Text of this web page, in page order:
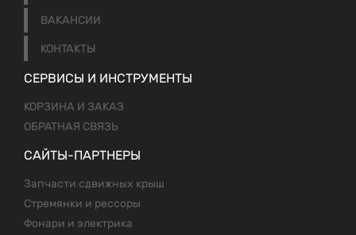
ВАКАНСИИ
КОНТАКТЫ
СЕРВИСЫ И ИНСТРУМЕНТЫ
КОРЗИНА И ЗАКАЗ
ОБРАТНАЯ СВЯЗЬ
САЙТЫ-ПАРТНЕРЫ
Запчасти сдвижных крыш
Стремянки и рессоры
Фонари и электрика